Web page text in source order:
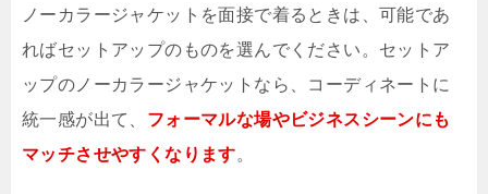
ノーカラージャケットを面接で着るときは、可能であ
ればセットアップのものを選んでください。セットア
ップのノーカラージャケットなら、コーディネートに
統一感が出て、 フォーマルな場やビジネスシーンにも
マッチさせやすくなります。